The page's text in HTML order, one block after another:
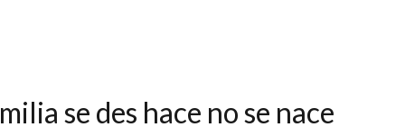
se des hace no se nace